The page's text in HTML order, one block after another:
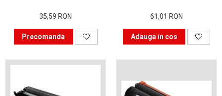
ce lucrează de acasă
imprima prin USB de la
device-urilor tale?
35,59 RON
Precomanda
61,01 RON
Adauga in cos